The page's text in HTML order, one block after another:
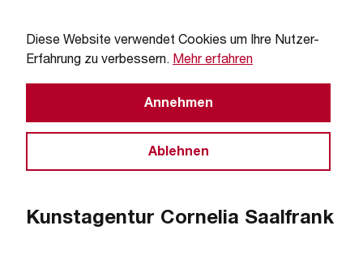
Diese Website verwendet Cookies um Ihre Nutzer-
Erfahrung zu verbessern. Mehr erfahren
Annehmen
Ablehnen
Wir über uns
Kunstagentur Cornelia Saalfrank